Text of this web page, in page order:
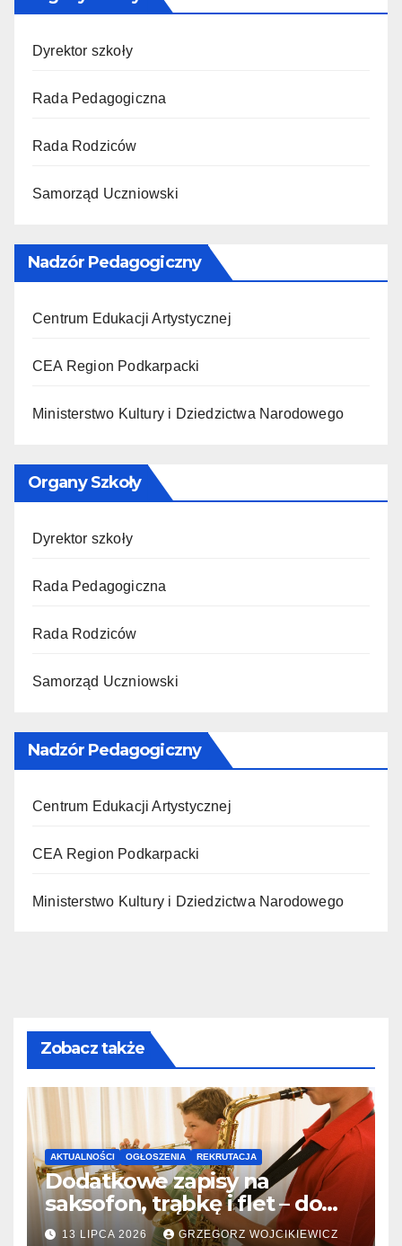
Dyrektor szkoły
Rada Pedagogiczna
Rada Rodziców
Samorząd Uczniowski
Nadzór Pedagogiczny
Centrum Edukacji Artystycznej
CEA Region Podkarpacki
Ministerstwo Kultury i Dziedzictwa Narodowego
Organy Szkoły
Dyrektor szkoły
Rada Pedagogiczna
Rada Rodziców
Samorząd Uczniowski
Nadzór Pedagogiczny
Centrum Edukacji Artystycznej
CEA Region Podkarpacki
Ministerstwo Kultury i Dziedzictwa Narodowego
Zobacz także
AKTUALNOŚCI OGŁOSZENIA REKRUTACJA
Dodatkowe zapisy na
saksofon, trąbkę i flet – do
31.07.2026
13 LIPCA 2026 GRZEGORZ WOJCIKIEWICZ